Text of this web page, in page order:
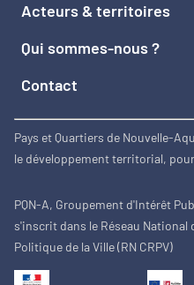
Acteurs & territoires
Qui sommes-nous ?
Contact
Pays et Quartiers de Nouvelle-
le développement territorial,
PQN-A, Groupement d'Intérêt
s'inscrit dans le Réseau National
Politique de la Ville (RN CRPV)